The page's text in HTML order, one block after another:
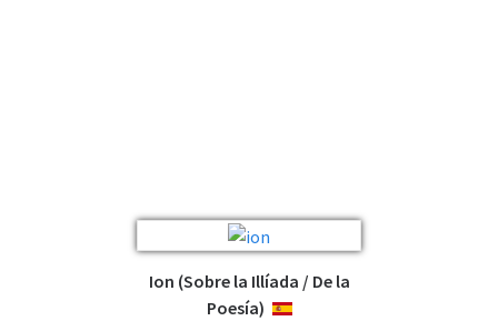
Ion (Sobre la Illíada / De la
Poesía)
ESPAÑOL